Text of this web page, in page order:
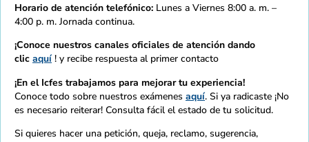
Horario de atención telefónico: Lunes a Viernes 8:00 a. m. –
4:00 p. m. Jornada continua.
¡Conoce nuestros canales oficiales de atención dando
clic aquí ! y recibe respuesta al primer contacto
¡En el Icfes trabajamos para mejorar tu experiencia!
Conoce todo sobre nuestros exámenes aquí. Si ya radicaste ¡No
es necesario reiterar! Consulta fácil el estado de tu solicitud.
Si quieres hacer una petición, queja, reclamo, sugerencia,